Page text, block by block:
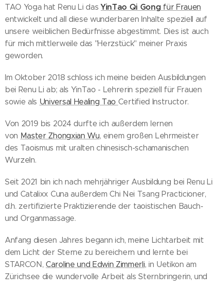
TAO Yoga hat Renu Li das YinTao Qi Gong für Frauen
entwickelt und all diese wunderbaren Inhalte speziell auf
unsere weiblichen Bedürfnisse abgestimmt. Dies ist auch
für mich mittlerweile das "Herzstück" meiner Praxis
geworden.
Im Oktober 2018 schloss ich meine beiden Ausbildungen
bei Renu Li ab; als YinTao - Lehrerin speziell für Frauen
sowie als Universal Healing Tao Certified Instructor.
Von 2019 bis 2024 durfte ich außerdem lernen
von Master Zhongxian Wu, einem großen Lehrmeister
des Taoismus mit uralten chinesisch-schamanischen
Wurzeln.
Seit 2021 bin ich nach mehrjähriger Ausbildung bei Renu Li
und Catalixx Cuna außerdem Chi Nei Tsang Practicioner,
d.h. zertifizierte Praktizierende der taoistischen Bauch-
und Organmassage.
Anfang diesen Jahres begann ich, meine Lichtarbeit mit
dem Licht der Sterne zu bereichern und lernte bei
STARCON,Caroline und Edwin Zimmerli, in Uetikon am
Zürichsee die wundervolle Arbeit als Sternbringerin, und